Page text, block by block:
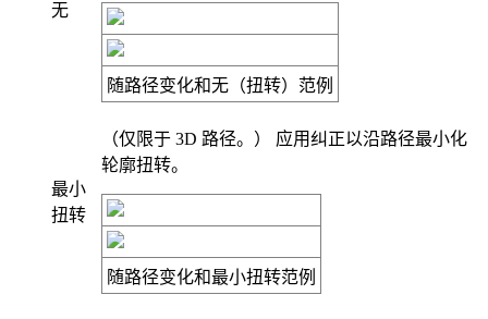
无
随路径变化和无 （扭转）范例
最小
扭转
（仅限于 3D 路径。） 应用纠正以沿路径最小化
轮廓扭转。
随路径变化和最小扭转范例